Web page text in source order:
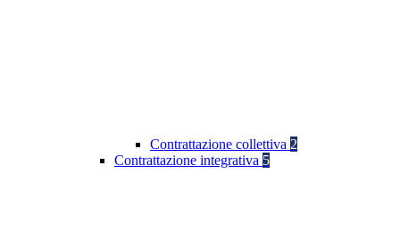
Contrattazione collettiva 2
Contrattazione integrativa 5